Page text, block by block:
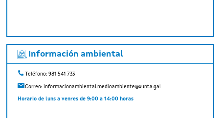
Información ambiental
Teléfono: 981 541 733
Correo:informacionambiental.medioambiente@xunta.gal
Horario de luns a venres de 9:00 a 14:00 horas